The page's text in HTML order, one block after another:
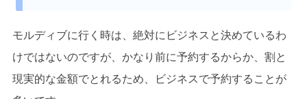
モルディブに行く時は、絶対にビジネスと決めているわ
けではないのですが、かなり前に予約するからか、割と
現実的な金額でとれるため、ビジネスで予約することが